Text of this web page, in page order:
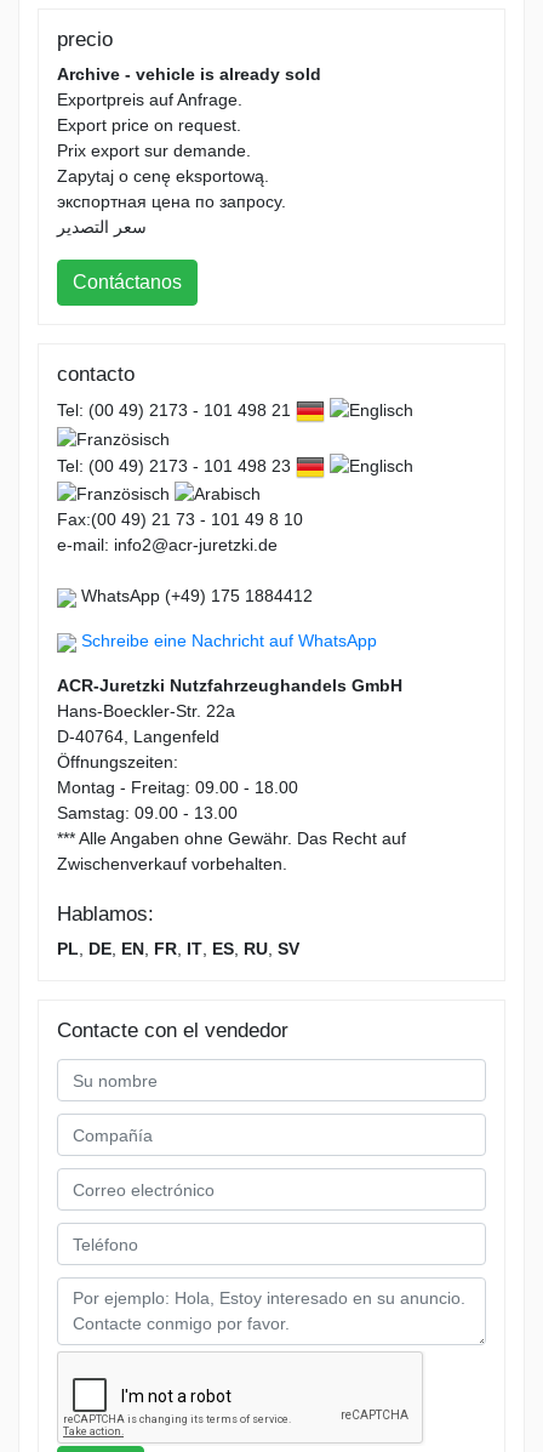
precio
Archive - vehicle is already sold
Exportpreis auf Anfrage.
Export price on request.
Prix export sur demande.
Zapytaj o cenę eksportową.
экспортная цена по запросу.
سعر التصدير
Contáctanos
contacto
Tel: (00 49) 2173 - 101 498 21
Tel: (00 49) 2173 - 101 498 23
Fax:(00 49) 21 73 - 101 49 8 10
e-mail: info2@acr-juretzki.de
WhatsApp (+49) 175 1884412
Schreibe eine Nachricht auf WhatsApp
ACR-Juretzki Nutzfahrzeughandels GmbH
Hans-Boeckler-Str. 22a
D-40764, Langenfeld
Öffnungszeiten:
Montag - Freitag: 09.00 - 18.00
Samstag: 09.00 - 13.00
*** Alle Angaben ohne Gewähr. Das Recht auf
Zwischenverkauf vorbehalten.
Hablamos:
PL, DE, EN, FR, IT, ES, RU, SV
Contacte con el vendedor